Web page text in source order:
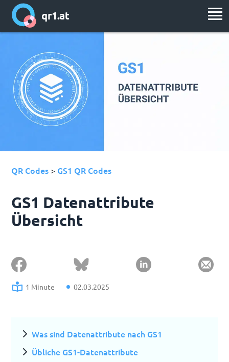
qr1.at
QR Codes > GS1 QR Codes
GS1 Datenattribute
Übersicht
1 Minute 02.03.2025
Was sind Datenattribute nach GS1
Übliche GS1-Datenattribute